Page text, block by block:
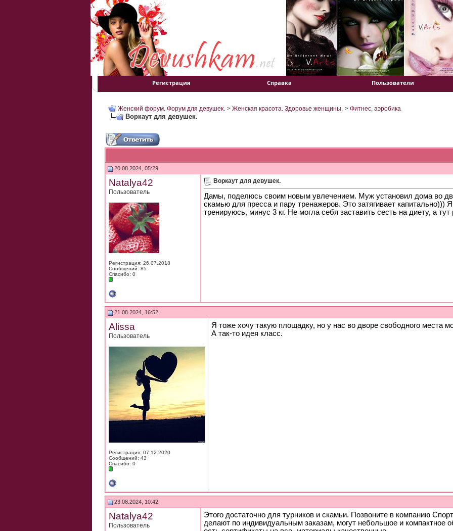
Регистрация Справка Пользователи
Женский форум. Форум для девушек. > Женская красота. Здоровье женщины. > Фитнес, аэробика
Воркаут для девушек.
20.08.2024, 05:29
Natalya42
Пользователь
Регистрация: 26.07.2018
Сообщений: 85
Спасибо: 0
Воркаут для девушек.
Дамы, поделюсь своим новым увлечением. Муж установил дома во
скамью для пресса и пару тренажеров. Это затягивает капитально)))
тренируюсь, минус 3 кг. Не могла себя заставить сесть на диету, а тут
21.08.2024, 16:52
Alissa
Пользователь
Регистрация: 07.12.2020
Сообщений: 43
Спасибо: 0
Я тоже хочу такую площадку, но у нас во дворе свободного места
А так-то идея класс.
23.08.2024, 10:42
Natalya42
Пользователь
Этого достаточно для турников и скамьи. Позвоните в компанию
делают по индивидуальным заказам, могут небольшое и компактное